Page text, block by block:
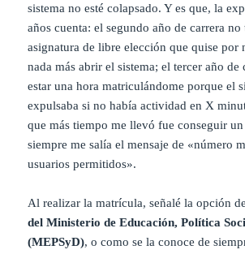
sistema no esté colapsado. Y es que, la
años cuenta: el segundo año de carrera
asignatura de libre elección que quise por
nada más abrir el sistema; el tercer año de
estar una hora matriculándome porque el
expulsaba si no había actividad en X
que más tiempo me llevó fue conseguir
siempre me salía el mensaje de «número
usuarios permitidos».
Al realizar la matrícula, señalé la opción
del Ministerio de Educación, Política
(MEPSyD), o como se la conoce de